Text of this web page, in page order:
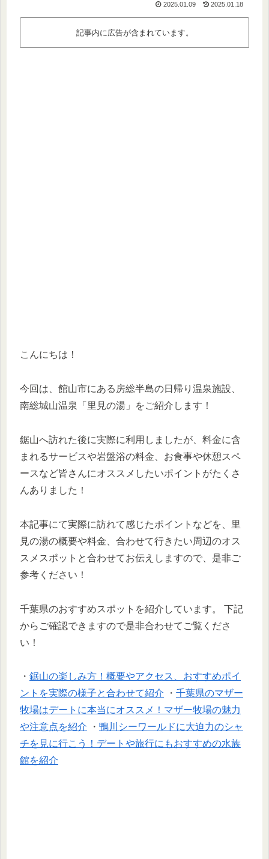
2025.01.09 2025.01.18
記事内に広告が含まれています。
こんにちは！
今回は、館山市にある房総半島の日帰り温泉施設、
南総城山温泉「里見の湯」をご紹介します！
鋸山へ訪れた後に実際に利用しましたが、料金に含
まれるサービスや岩盤浴の料金、お食事や休憩スペ
ースなど皆さんにオススメしたいポイントがたくさ
んありました！
本記事にて実際に訪れて感じたポイントなどを、里
見の湯の概要や料金、合わせて行きたい周辺のオス
スメスポットと合わせてお伝えしますので、是非ご
参考ください！
千葉県のおすすめスポットを紹介しています。
下記
からご確認できますので是非合わせてご覧くださ
い！
・ 鋸山の楽しみ方！概要やアクセス、おすすめポイ
ントを実際の様子と合わせて紹介 ・ 千葉県のマザー
牧場はデートに本当にオススメ！マザー牧場の魅力
や注意点を紹介 ・ 鴨川シーワールドに大迫力のシャ
チを見に行こう！デートや旅行にもおすすめの水族
館を紹介